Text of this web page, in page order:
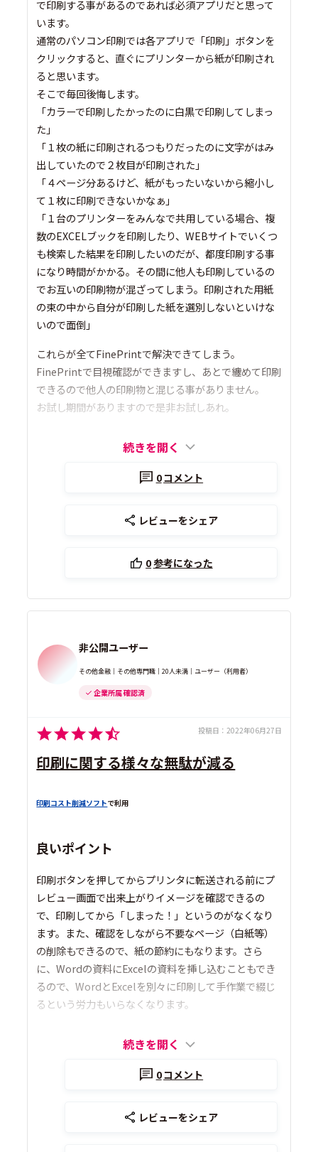
で印刷する事があるのであれば必須アプリだと思って
います。
通常のパソコン印刷では各アプリで「印刷」ボタンを
クリックすると、直ぐにプリンターから紙が印刷され
ると思います。
そこで毎回後悔します。
「カラーで印刷したかったのに白黒で印刷してしまっ
た」
「１枚の紙に印刷されるつもりだったのに文字がはみ
出していたので２枚目が印刷された」
「４ページ分あるけど、紙がもったいないから縮小し
て１枚に印刷できないかなぁ」
「１台のプリンターをみんなで共用している場合、複
数のEXCELブックを印刷したり、WEBサイトでいくつ
も検索した結果を印刷したいのだが、都度印刷する事
になり時間がかかる。その間に他人も印刷しているの
でお互いの印刷物が混ざってしまう。印刷された用紙
の束の中から自分が印刷した紙を選別しないといけな
いので面倒」
これらが全てFinePrintで解決できてしまう。
FinePrintで目視確認ができますし、あとで纏めて印刷
できるので他人の印刷物と混じる事がありません。
お試し期間がありますので是非お試しあれ。
続きを開く
0コメント
レビューをシェア
0参考になった
非公開ユーザー
その他金融｜その他専門職｜20人未満｜ユーザー（利用者）
企業所属 確認済
投稿日： 2022年06月27日
印刷に関する様々な無駄が減る
印刷コスト削減ソフトで利用
良いポイント
印刷ボタンを押してからプリンタに転送される前にプ
レビュー画面で出来上がりイメージを確認できるの
で、印刷してから「しまった！」というのがなくなり
ます。また、確認をしながら不要なページ（白紙等）
の削除もできるので、紙の節約にもなります。さら
に、Wordの資料にExcelの資料を挿し込むこともでき
るので、WordとExcelを別々に印刷して手作業で綴じ
るという労力もいらなくなります。
続きを開く
0コメント
レビューをシェア